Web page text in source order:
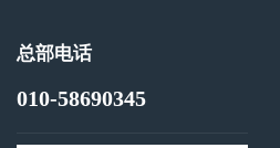
总部电话
010-58690345